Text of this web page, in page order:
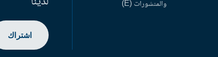
والمنشورات (E)
اشتراك